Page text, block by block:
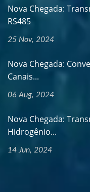
Nova Chegada:
RS485
25 Nov, 2024
Nova Chegada:
Canais...
06 Aug, 2024
Nova Chegada:
Hidrogênio...
14 Jun, 2024